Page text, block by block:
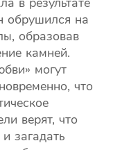
обрушился на
образовав
камней.
могут
что
верят, что
загадать